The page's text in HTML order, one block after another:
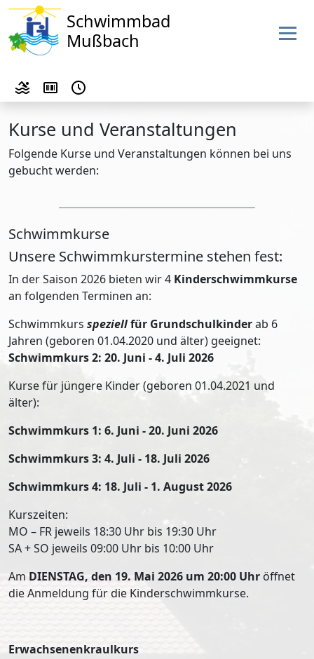
Schwimmbad
Mußbach
Kurse und Veranstaltungen
Folgende Kurse und Veranstaltungen können bei uns
gebucht werden:
Schwimmkurse
Unsere Schwimmkurstermine stehen fest:
In der Saison 2026 bieten wir 4 Kinderschwimmkurse
an folgenden Terminen an:
Schwimmkurs speziellfür Grundschulkinderab 6
Jahren (geboren 01.04.2020 und älter) geeignet:
Schwimmkurs 2: 20. Juni - 4. Juli 2026
Kurse für jüngere Kinder (geboren 01.04.2021 und
älter):
Schwimmkurs 1: 6. Juni - 20. Juni 2026
Schwimmkurs 3: 4. Juli - 18. Juli 2026
Schwimmkurs 4: 18. Juli - 1. August 2026
Kurszeiten:
MO – FR jeweils 18:30 Uhr bis 19:30 Uhr
SA + SO jeweils 09:00 Uhr bis 10:00 Uhr
Am DIENSTAG, den 19. Mai 2026 um 20:00 Uhröffnet
die Anmeldung für die Kinderschwimmkurse.
Erwachsenenkraulkurs